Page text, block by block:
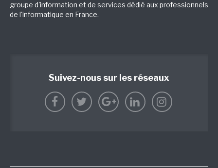
groupe d'information et de services dédié aux professionnels
de l'informatique en France.
Suivez-nous sur les réseaux